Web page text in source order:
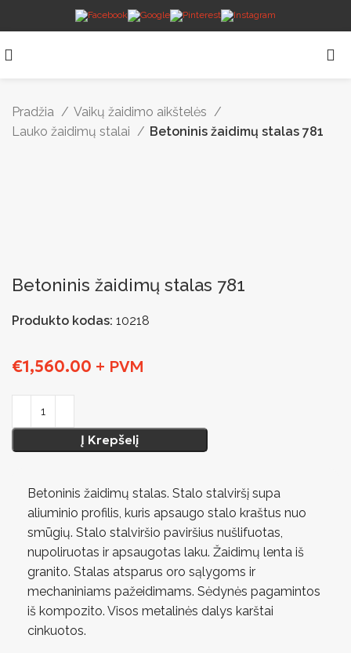
Pradžia
Vaikų žaidimo aikštelės
Lauko žaidimų stalai
Betoninis žaidimų stalas 781
Betoninis žaidimų stalas 781
Produkto kodas: 10218
€1,560.00 + PVM
Į Krepšelį
Betoninis žaidimų stalas. Stalo stalviršį supa
aliuminio profilis, kuris apsaugo stalo kraštus nuo
smūgių. Stalo stalviršio paviršius nušlifuotas,
nupoliruotas ir apsaugotas laku. Žaidimų lenta iš
granito. Stalas atsparus oro sąlygoms ir
mechaniniams pažeidimams. Sėdynės pagamintos
iš kompozito. Visos metalinės dalys karštai
cinkuotos.